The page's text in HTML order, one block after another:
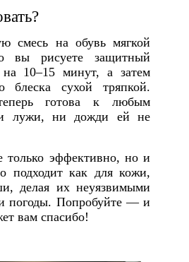
смесь на обувь мягкой
вы рисуете защитный
на 10–15 минут, а затем
блеска сухой тряпкой.
готова к любым
лужи, ни дожди ей не
только эффективно, но и
подходит как для кожи,
делая их неуязвимыми
погоды. Попробуйте — и
вам спасибо!